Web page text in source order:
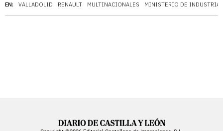
EN: VALLADOLID RENAULT MULTINACIONALES MINISTERIO DE INDUSTRIA